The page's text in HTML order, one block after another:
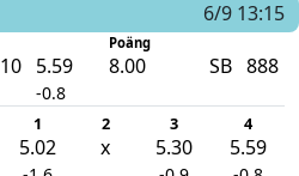
6/9 13:15
Poäng
10 5.59
-0.8
8.00 SB 888
1 2 3 4
5.02 x 5.30 5.59